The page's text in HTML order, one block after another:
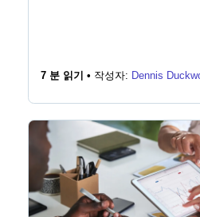
7 분 읽기 • 작성자: Dennis